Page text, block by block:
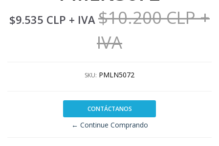
$9.535 CLP + IVA $10.200 CLP+
IVA
SKU: PMLN5072
CONTÁCTANOS
← Continue Comprando